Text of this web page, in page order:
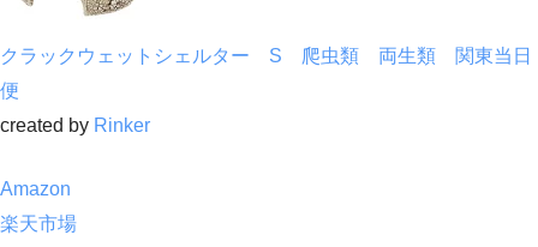
クラックウェットシェルター S 爬虫類 両生類 関東当日
便
created by Rinker
Amazon
楽天市場